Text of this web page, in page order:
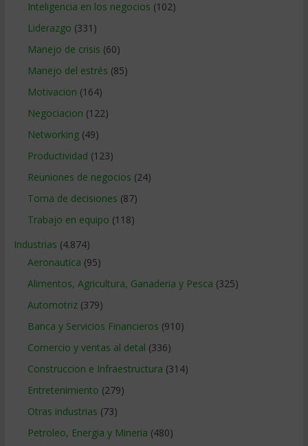
Inteligencia en los negocios (102)
Liderazgo (331)
Manejo de crisis (60)
Manejo del estrés (85)
Motivacion (164)
Negociacion (122)
Networking(49)
Productividad (123)
Reuniones de negocios (24)
Toma de decisiones (87)
Trabajo en equipo (118)
Industrias (4.874)
Aeronautica (95)
Alimentos, Agricultura, Ganaderia y Pesca (325)
Automotriz(379)
Banca y Servicios Financieros (910)
Comercio y ventas al detal (336)
Construccion e Infraestructura (314)
Entretenimiento (279)
Otras industrias (73)
Petroleo, Energia y Mineria (480)